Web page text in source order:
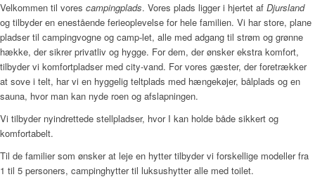
Velkommen til vores campingplads. Vores plads ligger i hjertet af Djursland
og tilbyder en enestående ferieoplevelse for hele familien. Vi har store, plane
pladser til campingvogne og camp-let, alle med adgang til strøm og grønne
hække, der sikrer privatliv og hygge. For dem, der ønsker ekstra komfort,
tilbyder vi komfortpladser med city-vand. For vores gæster, der foretrækker
at sove i telt, har vi en hyggelig teltplads med hængekøjer, bålplads og en
sauna, hvor man kan nyde roen og afslapningen.
Vi tilbyder nyindrettede stellpladser, hvor I kan holde både sikkert og
komfortabelt.
Til de familier som ønsker at leje en hytter tilbyder vi forskellige modeller fra
1 til 5 personers, campinghytter til luksushytter alle med toilet.